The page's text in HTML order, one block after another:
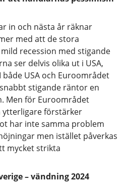
in och nästa år räknar
med att de stora
recession med stigande
ser delvis olika ut i USA,
USA och Euroområdet
stigande räntor en
Men för Euroområdet
förstärker
har inte samma problem
men istället påverkas
mycket strikta
– vändning 2024